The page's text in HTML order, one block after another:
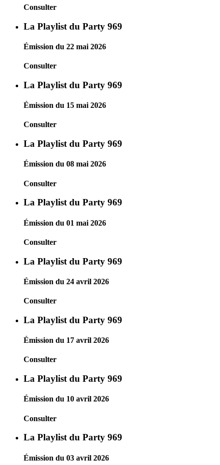
Consulter
La Playlist du Party 969
Émission du 22 mai 2026
Consulter
La Playlist du Party 969
Émission du 15 mai 2026
Consulter
La Playlist du Party 969
Émission du 08 mai 2026
Consulter
La Playlist du Party 969
Émission du 01 mai 2026
Consulter
La Playlist du Party 969
Émission du 24 avril 2026
Consulter
La Playlist du Party 969
Émission du 17 avril 2026
Consulter
La Playlist du Party 969
Émission du 10 avril 2026
Consulter
La Playlist du Party 969
Émission du 03 avril 2026